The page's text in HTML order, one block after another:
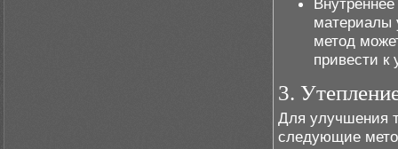
материалы
метод
привести
3.
Для улучшения
следующие